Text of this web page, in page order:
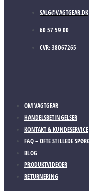
SALG@VAGTGEAR.DK
60 57 59 00
CVR: 38067265
OM VAGTGEAR
HANDELSBETINGELSER
KONTAKT & KUNDESERVICE
FAQ – OFTE STILLEDE
BLOG
PRODUKTVIDEOER
RETURNERING